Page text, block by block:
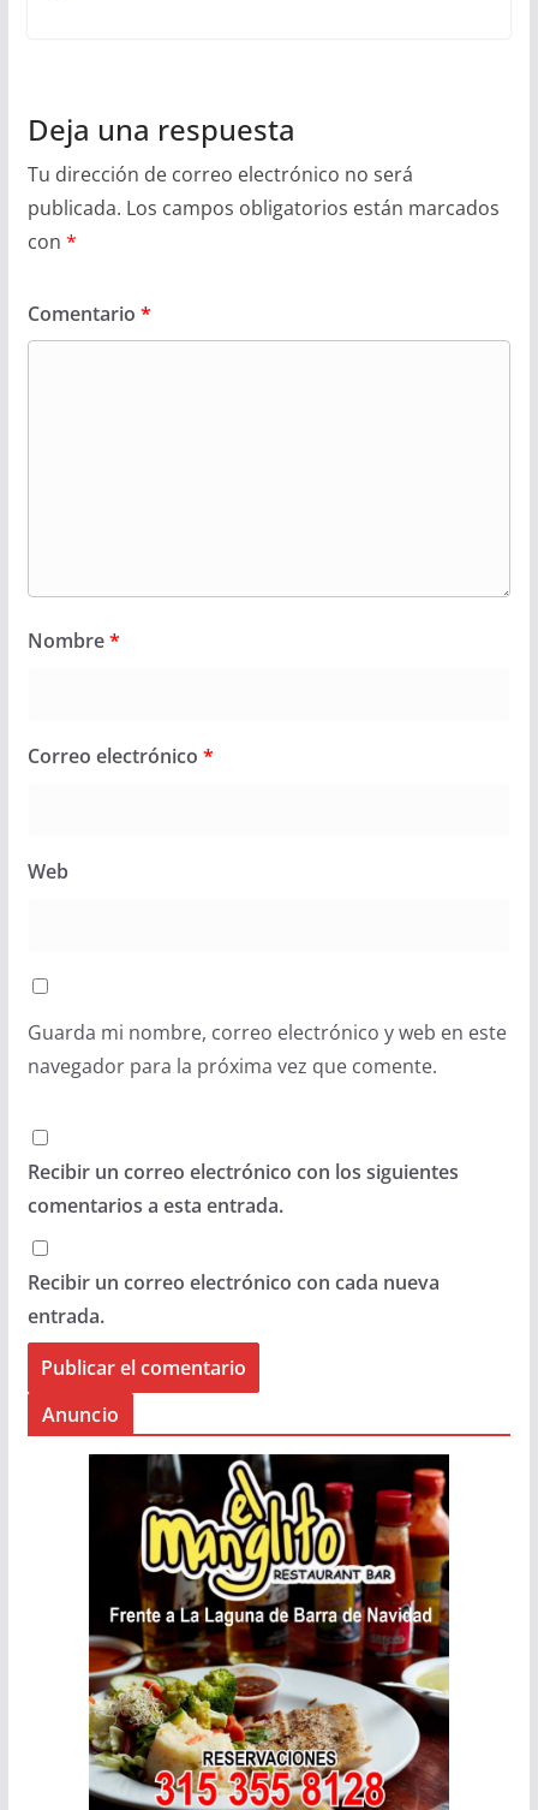
Deja una respuesta
Tu dirección de correo electrónico no será
publicada. Los campos obligatorios están marcados
con *
Comentario *
Nombre*
Correo electrónico *
Web
Guarda mi nombre, correo electrónico y web en este
navegador para la próxima vez que comente.
Recibir un correo electrónico con los siguientes
comentarios a esta entrada.
Recibir un correo electrónico con cada nueva
entrada.
Anuncio